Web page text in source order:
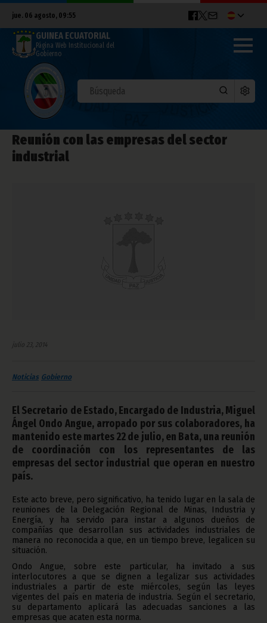
jue. 06 agosto, 09:55
GUINEA ECUATORIAL
Página Web Institucional del
Gobierno
Reunión con las empresas del sector
industrial
julio 23, 2014
Noticias Gobierno
El Secretario de Estado, Encargado de Industria, Miguel
Ángel Ondo Angue, arropado por sus colaboradores, ha
mantenido este martes 22 de julio, en Bata, una reunión
de coordinación con los representantes de las
empresas del sector industrial que operan en nuestro
país.
Este acto breve, pero significativo, ha tenido lugar en la sala de
reuniones de la Delegación Regional de Minas, Industria y
Energía, y ha servido para instar a algunos dueños de
compañías que desarrollan sus actividades industriales de
manera no reconocida a que, en un tiempo breve, legalicen su
situación.
Ondo Angue, sobre este particular, ha invitado a sus
interlocutores a que se dignen a legalizar sus actividades
industriales a partir de este miércoles, según las leyes
vigentes del país en materia de industria. Según el secretario,
su departamento aplicará las adecuadas sanciones a las
empresas que acaten esta norma.